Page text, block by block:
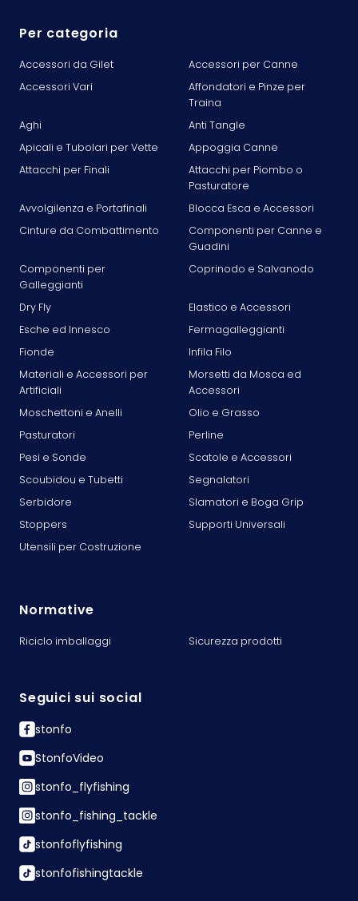
Per categoria
Accessori da Gilet
Accessori per Canne
Accessori Vari
Affondatori e Pinze per
Traina
Aghi
Anti Tangle
Apicali e Tubolari per Vette
Appoggia Canne
Attacchi per Finali
Attacchi per Piombo o
Pasturatore
Avvolgilenza e Portafinali
Blocca Esca e Accessori
Cinture da Combattimento
Componenti per Canne e
Guadini
Componenti per
Galleggianti
Coprinodo e Salvanodo
Dry Fly
Elastico e Accessori
Esche ed Innesco
Fermagalleggianti
Fionde
Infila Filo
Materiali e Accessori per
Artificiali
Morsetti da Mosca ed
Accessori
Moschettoni e Anelli
Olio e Grasso
Pasturatori
Perline
Pesi e Sonde
Scatole e Accessori
Scoubidou e Tubetti
Segnalatori
Serbidore
Slamatori e Boga Grip
Stoppers
Supporti Universali
Utensili per Costruzione
Normative
Riciclo imballaggi Sicurezza prodotti
Seguici sui social
stonfo
StonfoVideo
stonfo_flyfishing
stonfo_fishing_tackle
stonfoflyfishing
stonfofishingtackle